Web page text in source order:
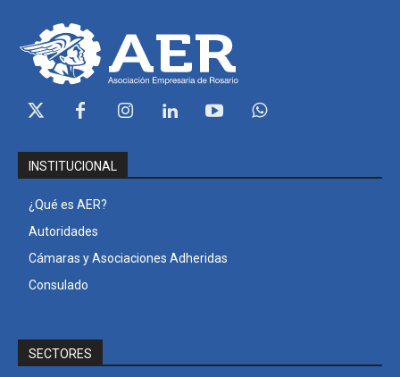
INSTITUCIONAL
¿Qué es AER?
Autoridades
Cámaras y Asociaciones Adheridas
Consulado
SECTORES